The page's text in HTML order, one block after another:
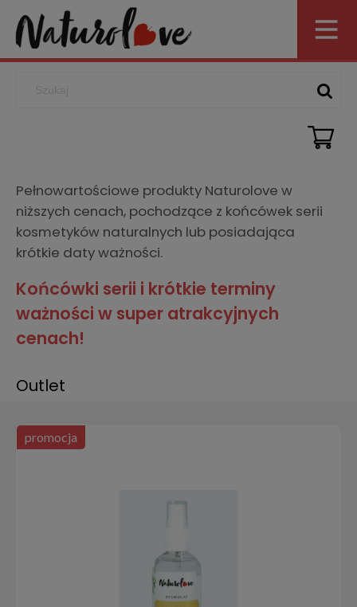
Pełnowartościowe produkty Naturolove w
niższych cenach, pochodzące z końcówek serii
kosmetyków naturalnych lub posiadająca
krótkie daty ważności.
Końcówki serii i krótkie terminy
ważności w super atrakcyjnych
cenach!
Outlet
promocja